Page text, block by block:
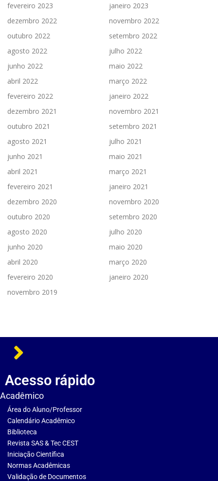
fevereiro 2023
janeiro 2023
dezembro 2022
novembro 2022
outubro 2022
setembro 2022
agosto 2022
julho 2022
junho 2022
maio 2022
abril 2022
março 2022
fevereiro 2022
janeiro 2022
dezembro 2021
novembro 2021
outubro 2021
setembro 2021
agosto 2021
julho 2021
junho 2021
maio 2021
abril 2021
março 2021
fevereiro 2021
janeiro 2021
dezembro 2020
novembro 2020
outubro 2020
setembro 2020
agosto 2020
julho 2020
junho 2020
maio 2020
abril 2020
março 2020
fevereiro 2020
janeiro 2020
novembro 2019
Acesso rápido
Acadêmico
Área do Aluno/Professor
Calendário Acadêmico
Biblioteca
Revista SAS & Tec CEST
Iniciação Científica
Normas Acadêmicas
Validação de Documentos